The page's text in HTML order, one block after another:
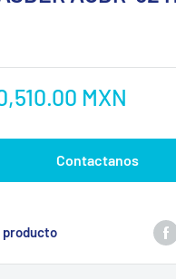
MXN
Contactanos
producto